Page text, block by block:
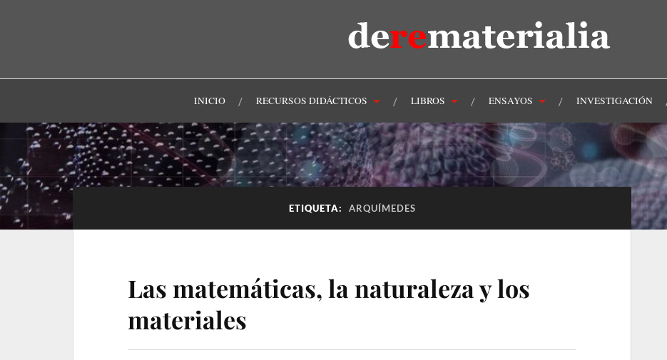
INICIO RECURSOS DIDÁCTICOS LIBROS ENSAYOS INVESTIGACIÓN
ETIQUETA: ARQUÍMEDES
Las matemáticas, la naturaleza y los
materiales